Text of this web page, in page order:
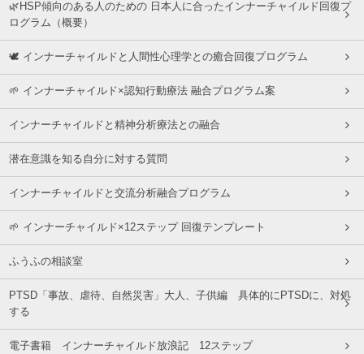
🌿HSP傾向のある人のための 日本人に合ったインナーチャイルド回復プ
ログラム（概要）
🕊 インナーチャイルドと人間性心理学との癒合回復プログラム
🌱 インナーチャイルド×認知行動療法 融合プログラム案
インナーチャイルドと精神分析療法との融合
潜在意識を知る自分に対する質問
インナーチャイルドと交流分析融合プログラム
🌱 インナーチャイルド×12ステップ 回復テンプレート
ふうふの相談室
PTSD「事故、虐待、自然災害」大人、子供編 具体的にPTSDに、対処
する
電子書籍 インナーチャイルド放浪記 12ステップ